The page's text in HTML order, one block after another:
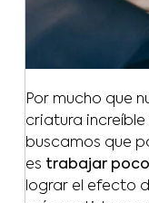
Por mucho que
criatura
buscamos que
es trabajar
lograr el efecto